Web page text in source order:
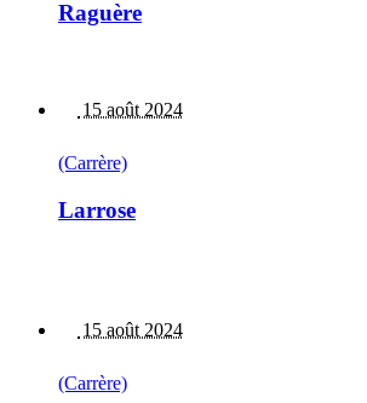
Raguère
15 août 2024
(Carrère)
Larrose
15 août 2024
(Carrère)